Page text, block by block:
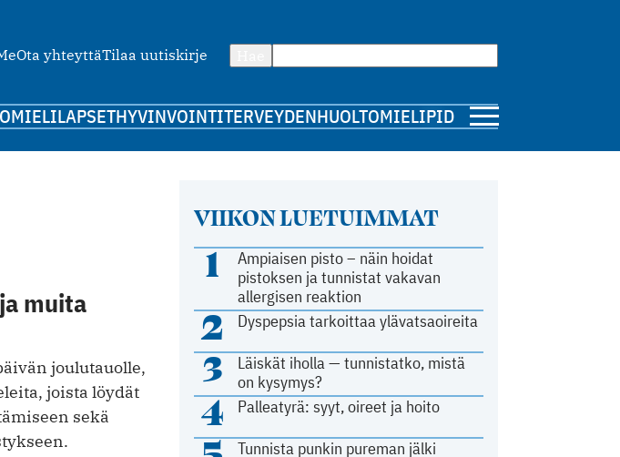
Ota yhteyttäTilaa uutiskirje
MIELILAPSETHYVINVOINTITERVEYDENHUOLTOMIELIPIDE
muita
joulutauolle,
joista löydät
sekä
VIIKON LUETUIMMAT
1
Ampiaisen pisto – näin hoidat
pistoksen ja tunnistat vakavan
allergisen reaktion
2 Dyspepsia tarkoittaa ylävatsaoireita
3
Läiskät iholla — tunnistatko, mistä
on kysymys?
4 Palleatyrä: syyt, oireet ja hoito
Tunnista punkin pureman jälki